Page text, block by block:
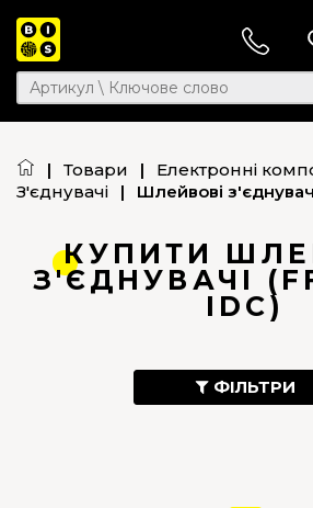
| Товари | Електронні
З'єднувачі
| Шлейвові
КУПИТИ
З'ЄДНУВАЧІ
IDC)
ФІЛЬТРИ